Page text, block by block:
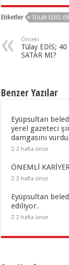
Etiketler TÜLAY EDİS;
Önceki
Tülay EDİS;
SATAR MI?
Benzer Yazılar
Eyüpsultan
yerel gazeteci
damgasını vurdu.
2 hafta önce
ÖNEMLİ KARİYER
2 hafta önce
Eyüpsultan
ediliyor.
2 hafta önce